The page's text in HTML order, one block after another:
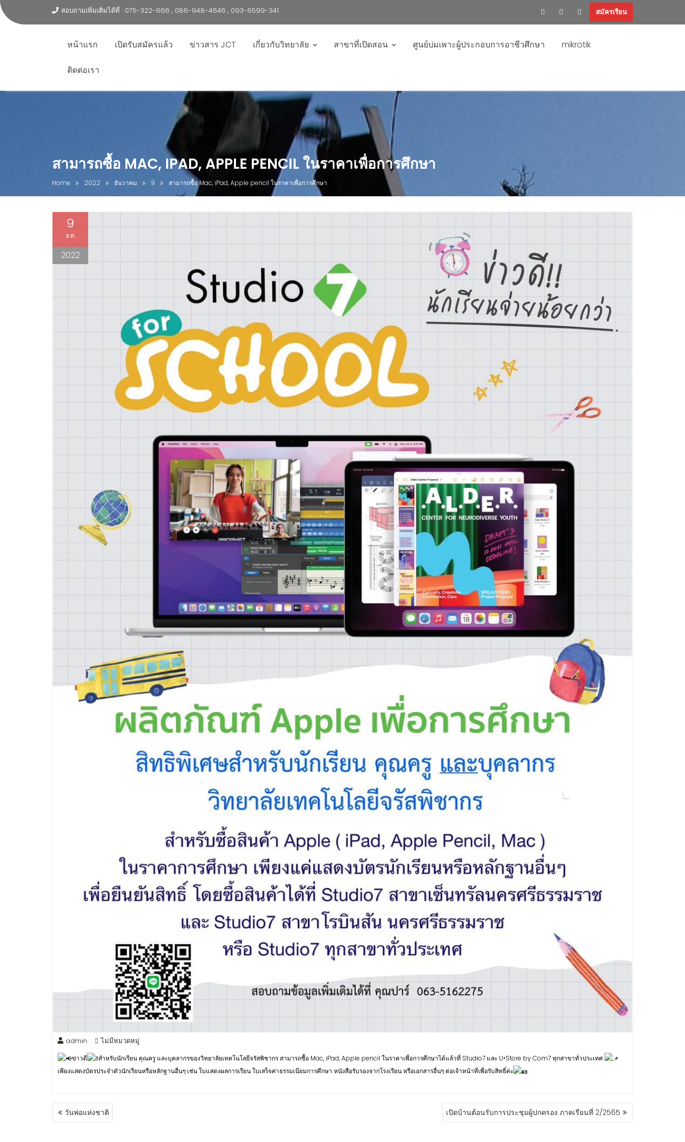
สอบถามเพิ่มเติมได้ที่ : 075-322-666 , 086-948-4646 , 093-6599-341 สมัครเรียน
หน้าแรก เปิดรับสมัครแล้ว ข่าวสาร JCT เกี่ยวกับวิทยาลัย สาขาที่เปิดสอน ศูนย์บ่มเพาะผู้ประกอบการอาชีวศึกษา mikrotik
ติดต่อเรา
สามารถซื้อ MAC, IPAD, APPLE PENCIL ในราคาเพื่อการศึกษา
Home 2022 ธันวาคม 9 สามารถซื้อ Mac, iPad, Apple pencil ในราคาเพื่อการศึกษา
9
ธ.ค.
2022
admin ไม่มีหมวดหมู่
ข่าวดี
สำหรับนักเรียน คุณครู และบุคลากรของวิทยาลัยเทคโนโลยีจรัสพิชากร สามารถซื้อ Mac, iPad, Apple pencil ในราคาเพื่อการศึกษาได้แล้วที่ Studio7 และ U•Store by Com7 ทุกสาขาทั่วประเทศ
เพียงแสดงบัตรประจำตัวนักเรียนหรือหลักฐานอื่นๆ เช่น ใบแสดงผลการเรียน ใบเสร็จค่าธรรมเนียมการศึกษา หนังสือรับรองจากโรงเรียน หรือเอกสารอื่นๆ ต่อเจ้าหน้าที่เพื่อรับสิทธิ์ค่ะ
วันพ่อแห่งชาติ เปิดบ้านต้อนรับการประชุมผู้ปกครอง ภาคเรียนที่ 2/2565